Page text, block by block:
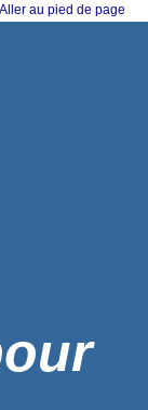
Aller au pied de page